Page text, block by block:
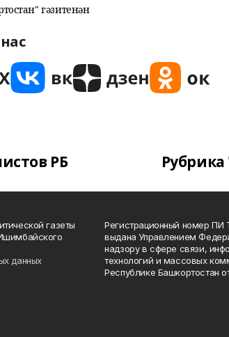
гәзитенән
РБ
газеты
данных
Регистрационный номер ПИ
выдана Управлением
надзору в сфере связи,
технологий и массовых
Республике Башкортостан